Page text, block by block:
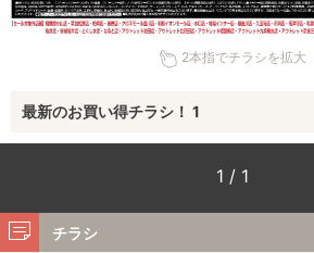
2本指でチラシを拡大
最新のお買い得チラシ！ 1
1 / 1
チラシ